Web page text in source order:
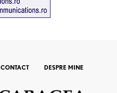
CONTACT DESPRE MINE